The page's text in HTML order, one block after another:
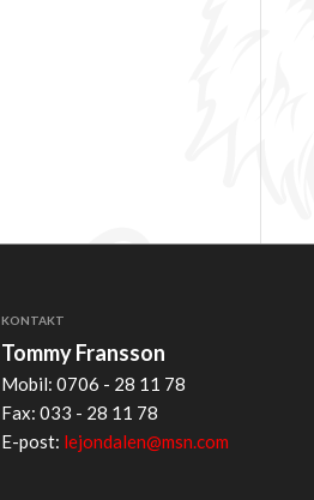
KONTAKT
Tommy Fransson
Mobil: 0706 - 28 11 78
Fax: 033 - 28 11 78
E-post: lejondalen@msn.com